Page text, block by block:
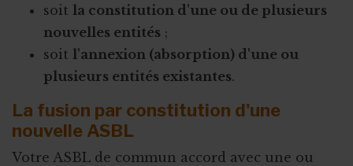
soit la constitution d'une ou de plusieurs
nouvelles entités ;
soit l'annexion (absorption) d'une ou
plusieurs entités existantes.
La fusion par constitution d'une
nouvelle ASBL
Votre ASBL de commun accord avec une ou